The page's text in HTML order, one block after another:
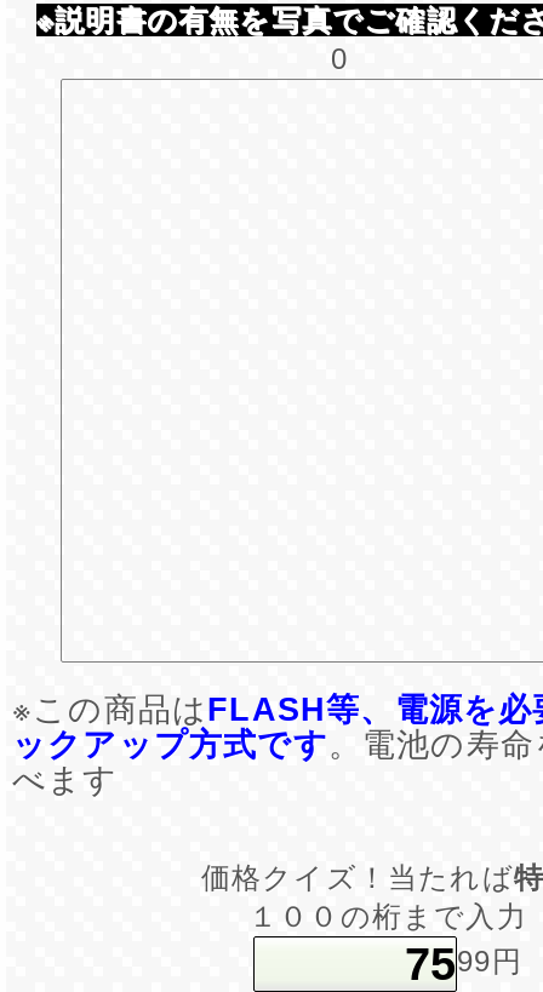
※説明書の有無を写真でご確認くだ
0
※この商品はFLASH等、電源を
ックアップ方式です。電池の寿
べます
価格クイズ！当たれば
１００の桁まで入力
99円